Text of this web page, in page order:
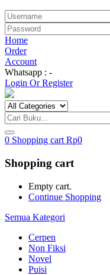
Home
Order
Account
Whatsapp : -
Login Or Register
0 Shopping cart Rp0
Shopping cart
Empty cart.
Continue Shopping
Semua Kategori
Cerpen
Non Fiksi
Novel
Puisi